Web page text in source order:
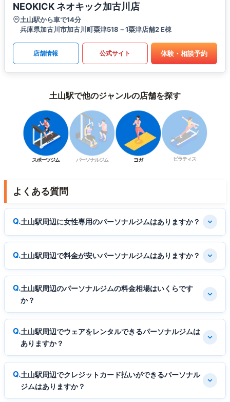
NEOKICK ネオキック加古川店
土山駅から車で14分
兵庫県加古川市加古川町粟津518－1粟津店舗2 E棟
店舗情報 公式サイト 体験・相談予約
土山駅で他のジャンルの店舗を探す
スポーツジム パーソナルジム ヨガ ピラティス
よくある質問
土山駅周辺に女性専用のパーソナルジムはありますか？
土山駅周辺で料金が安いパーソナルジムはありますか？
土山駅周辺のパーソナルジムの料金相場はいくらです
か？
土山駅周辺でウェアをレンタルできるパーソナルジムは
ありますか？
土山駅周辺でクレジットカード払いができるパーソナル
ジムはありますか？